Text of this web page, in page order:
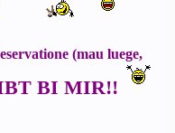
(mau luege,
BI MIR!!